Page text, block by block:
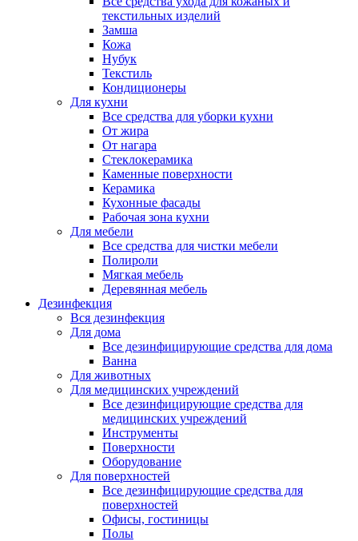
текстильных изделий
Замша
Кожа
Нубук
Текстиль
Кондиционеры
Для кухни
Все средства для уборки кухни
От жира
От нагара
Стеклокерамика
Каменные поверхности
Керамика
Кухонные фасады
Рабочая зона кухни
Для мебели
Все средства для чистки мебели
Полироли
Мягкая мебель
Деревянная мебель
Дезинфекция
Вся дезинфекция
Для дома
Все дезинфицирующие средства для дома
Ванна
Для животных
Для медицинских учреждений
Все дезинфицирующие средства для
медицинских учреждений
Инструменты
Поверхности
Оборудование
Для поверхностей
Все дезинфицирующие средства для
поверхностей
Офисы, гостиницы
Полы